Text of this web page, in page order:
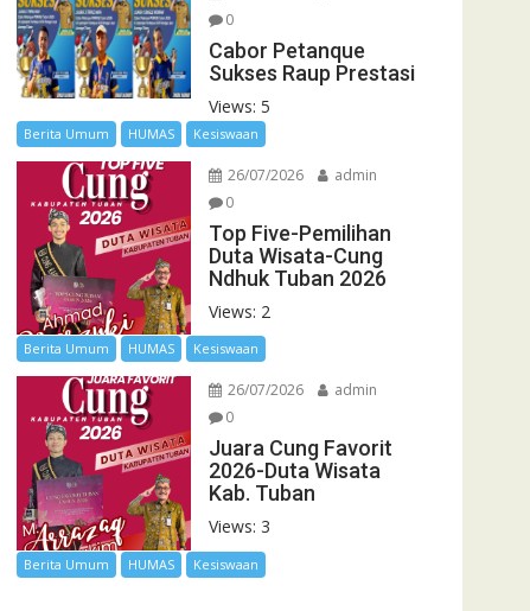
0
Cabor Petanque
Sukses Raup Prestasi
Views: 5
Berita Umum HUMAS Kesiswaan
26/07/2026
admin
0
Top Five-Pemilihan
Duta Wisata-Cung
Ndhuk Tuban 2026
Views: 2
Berita Umum HUMAS Kesiswaan
26/07/2026
admin
0
Juara Cung Favorit
2026-Duta Wisata
Kab. Tuban
Views: 3
Berita Umum HUMAS Kesiswaan